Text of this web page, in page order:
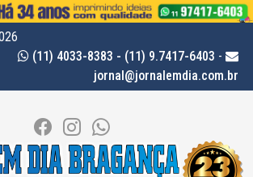
(11) 4033-8383 - (11) 9.7417-6403 -
jornal@jornalemdia.com.br